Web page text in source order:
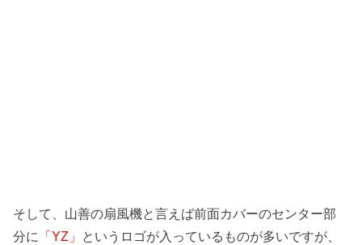
そして、山善の扇風機と言えば前面カバーのセンター部
分に
「YZ」 というロゴが入っているものが多いですが、